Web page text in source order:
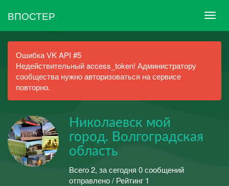
ВПОСТЕР
Ошибка VK API #5
Недействительный access_token! Администратору
сообщества нужно авторизоваться на сервисе
повторно.
Николаевск мой
город. Волгоградская
область
Всего 2, за сегодня 0 сообщений
отправлено / Рейтинг 1